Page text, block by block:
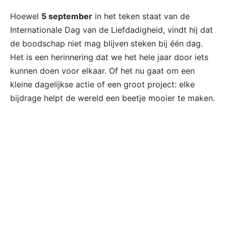
Hoewel 5 september in het teken staat van de
Internationale Dag van de Liefdadigheid, vindt hij dat
de boodschap niet mag blijven steken bij één dag.
Het is een herinnering dat we het hele jaar door iets
kunnen doen voor elkaar. Of het nu gaat om een
kleine dagelijkse actie of een groot project: elke
bijdrage helpt de wereld een beetje mooier te maken.